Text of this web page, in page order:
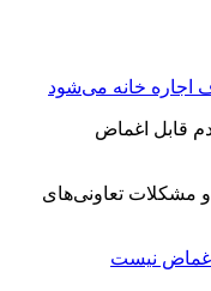
مشکلات تعاونی‌های
اغماض نیست